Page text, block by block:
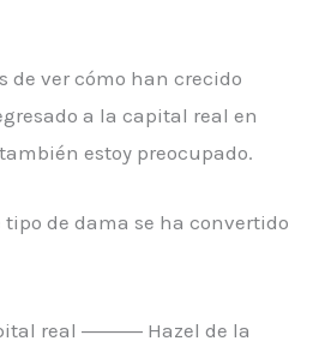
de ver cómo han crecido
a la capital real en
estoy preocupado.
de dama se ha convertido
real ――― Hazel de la